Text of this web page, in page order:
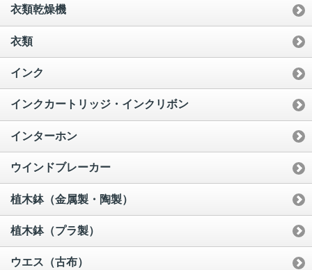
衣類乾燥機
衣類
インク
インクカートリッジ・インクリボン
インターホン
ウインドブレーカー
植木鉢（金属製・陶製）
植木鉢（プラ製）
ウエス（古布）